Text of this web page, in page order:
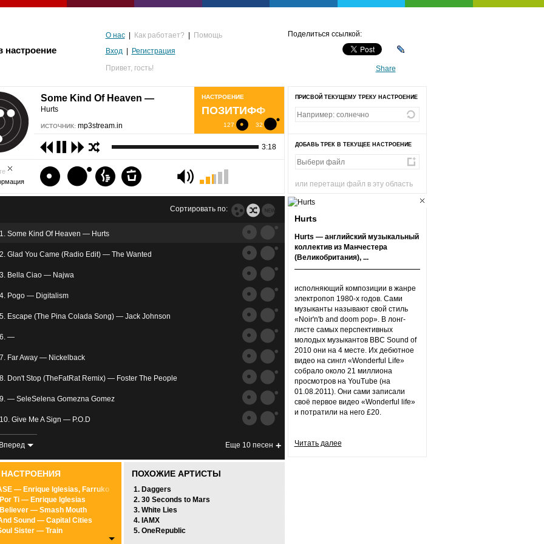
настроение
О нас Как работает?
Помощь
Вход
Регистрация
Привет, гость!
Поделиться ссылкой:
Share
злость
Some Kind Of Heaven —
Hurts
ИСТОЧНИК: mp3stream.in
НАСТРОЕНИЕ
ПОЗИТИФФ
127 32
3:18
1. Some Kind Of Heaven — Hurts кпопаданиям
2. Glad You Came (Radio Edit) — The Wanted кпопаданиям
3. Bella Ciao — Najwa
4. Pogo — Digitalism кпопаданиям
5. Escape (The Pina Colada Song) — Jack Johnson кпопаданиям
6. — кпопаданиям
7. Far Away — Nickelback кпопаданиям
8. Don't Stop (TheFatRat Remix) — Foster The People кпопаданиям
9. — SeleSelena Gomezna Gomez кпопаданиям
10. Give Me A Sign — P.O.D
11. U Can't Touch This — MC Hammer кпопаданиям
Wake Up — Awolnation
14. Расцветать я в тебе буду целовать — ZvukBot.net
Friction — Imagine Dragons
Сортировать по:
Еще 10 песен
Вперед
НАСТРОЕНИЯ
— Enrique Iglesias, Farruko
Ti — Enrique Iglesias
— Smash Mouth
Sound — Capital Cities
Sister — Train
ПОХОЖИЕ АРТИСТЫ
1. Daggers
2. 30 Seconds to Mars
3. White Lies
4. IAMX
5. OneRepublic
ПРИСВОЙ ТЕКУЩЕМУ ТРЕКУ НАСТРОЕНИЕ
ДОБАВЬ ТРЕК В ТЕКУЩЕЕ НАСТРОЕНИЕ
или перетащи файл в эту область
Hurts
Hurts — английский музыкальный
коллектив из Манчестера
(Великобритания), ...
исполняющий композиции в жанре
электропоп 1980-х годов. Сами
музыканты называют свой стиль
«Noir'n'b and doom pop». В лонг-
листе самых перспективных
молодых музыкантов BBC Sound of
2010 они на 4 месте. Их дебютное
видео на сингл «Wonderful Life»
собрало около 21 миллиона
просмотров на YouTube (на
01.08.2011). Они сами записали
своё первое видео «Wonderful life»
и потратили на него £20.
Читать далее